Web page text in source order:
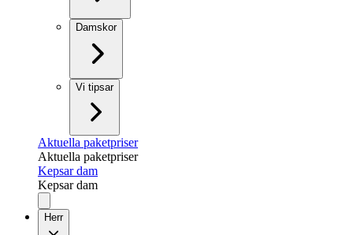
Damskor
Vi tipsar
Aktuella paketpriser
Aktuella paketpriser
Kepsar dam
Kepsar dam
Herr